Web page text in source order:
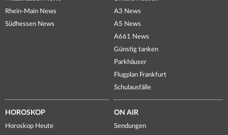
Rhein-Main News
Südhessen News
A3 News
A5 News
A661 News
Günstig tanken
Parkhäuser
Flugplan Frankfurt
Schulausfälle
HOROSKOP
Horoskop Heute
ON AIR
Sendungen